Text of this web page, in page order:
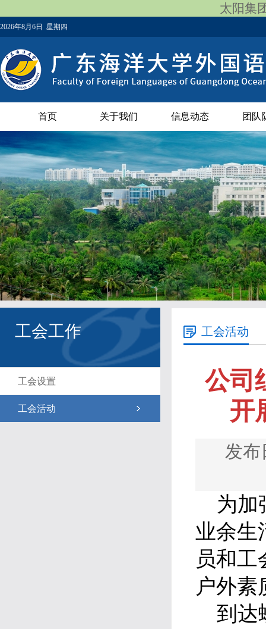
太阳集
2026年8月6日 星期四
首页 关于我们 信息动态 团队
工会工作
工会设置
工会活动
工会活动
公司
开
发
为加
业余生
员和
户外素
到达